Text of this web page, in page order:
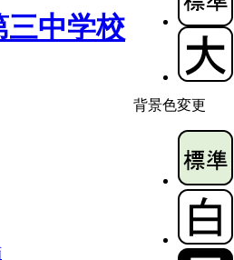
背景色変更
三中学校